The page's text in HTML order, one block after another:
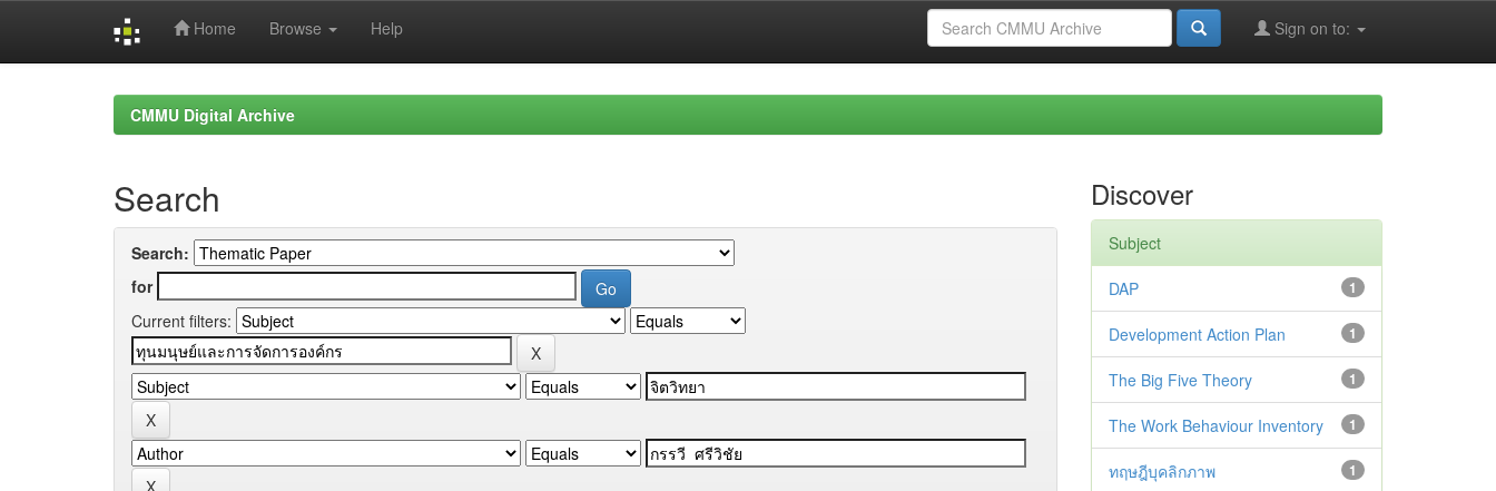
Home Browse Help Sign on to:
CMMU Digital Archive
Search
Search:
for
Current filters:
Discover
Subject
1
DAP
1
Development Action Plan
1
The Big Five Theory
1
The Work Behaviour Inventory
1
ทฤษฎีบุคลิกภาพ